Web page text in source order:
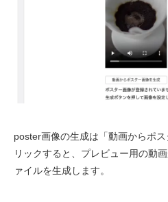
poster画像の生成は「動画からポ
リックすると、プレビュー用の動
ァイルを生成します。